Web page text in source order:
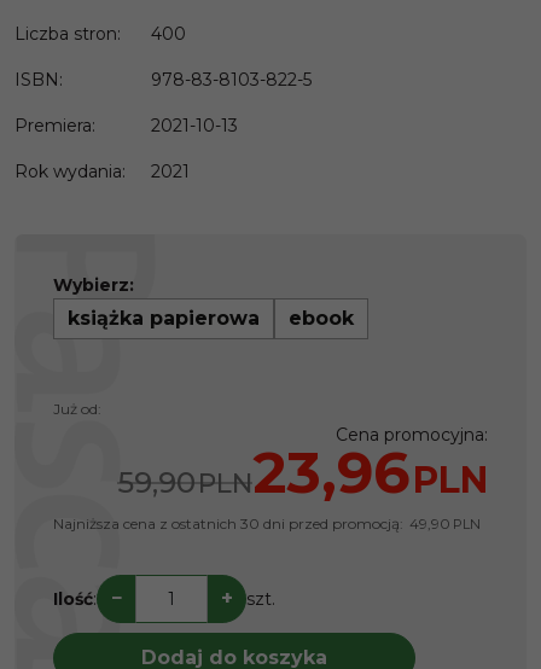
Liczba stron: 400
ISBN: 978-83-8103-822-5
Premiera: 2021-10-13
Rok wydania: 2021
Wybierz:
książka papierowa ebook
Już od:
Cena promocyjna:
59,90PLN23,96PLN
Najniższa cena z ostatnich 30 dni przed promocją: 49,90 PLN
Ilość: − + szt.
Dodaj do koszyka